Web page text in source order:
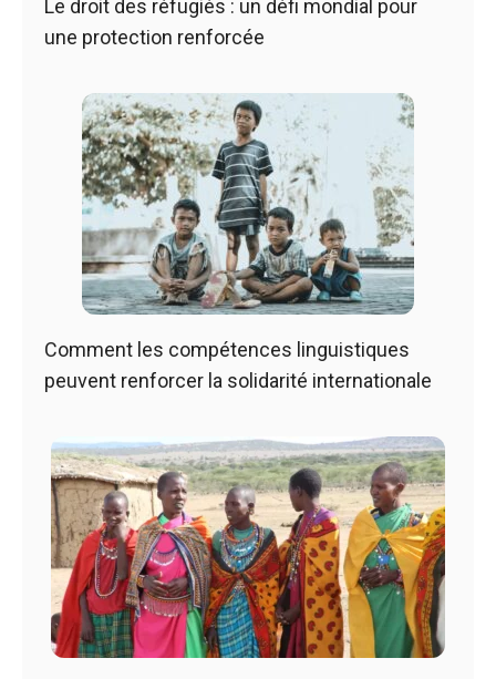
Le droit des réfugiés : un défi mondial pour
une protection renforcée
Comment les compétences linguistiques
peuvent renforcer la solidarité internationale